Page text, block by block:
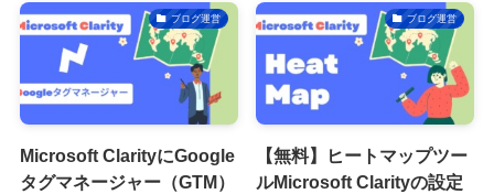
ブログ運営
Microsoft ClarityにGoogle
タグマネージャー（GTM）
ブログ運営
【無料】ヒートマップツー
ルMicrosoft Clarityの設定